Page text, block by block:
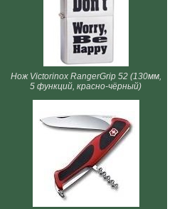
Нож Victorinox RangerGrip 52 (130мм,
5 функций, красно-чёрный)